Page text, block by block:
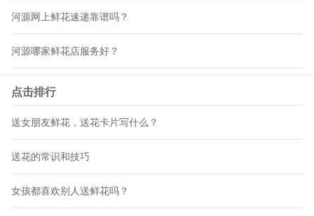
河源网上鲜花速递靠谱吗？
河源哪家鲜花店服务好？
点击排行
送女朋友鲜花，送花卡片写什么？
送花的常识和技巧
女孩都喜欢别人送鲜花吗？